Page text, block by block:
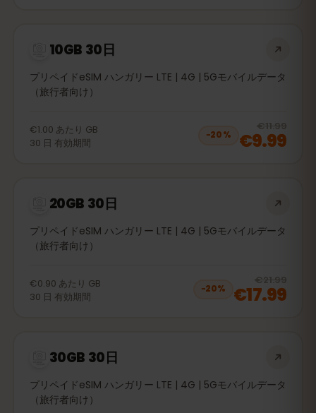
10GB 30日
プリペイドeSIM ハンガリー LTE | 4G | 5Gモバイルデータ
（旅行者向け）
€1.00 あたり GB
30 日 有効期間
−20%
€11.99
€9.99
20GB 30日
プリペイドeSIM ハンガリー LTE | 4G | 5Gモバイルデータ
（旅行者向け）
€0.90 あたり GB
30 日 有効期間
−20%
€21.99
€17.99
30GB 30日
プリペイドeSIM ハンガリー LTE | 4G | 5Gモバイルデータ
（旅行者向け）